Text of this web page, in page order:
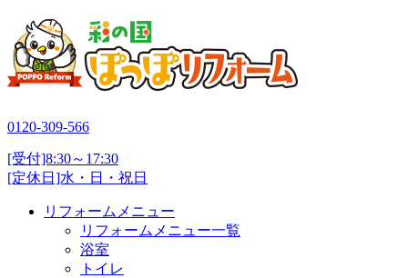
0120-309-566
[受付]8:30～17:30
[定休日]水・日・祝日
リフォームメニュー
リフォームメニュー一覧
浴室
トイレ